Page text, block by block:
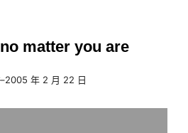
matter you are
–2005 年 2 月 22 日